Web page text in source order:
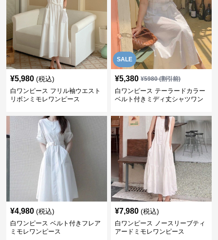
¥5,980 (税込)
白ワンピース フリル袖ウエスト
リボンミモレワンピース
SALE
¥5,380 ¥5980(割引前)
白ワンピース テーラードカラー
ベルト付きミディ丈シャツワン
¥4,980 (税込)
白ワンピース ベルト付きフレア
ミモレワンピース
¥7,980 (税込)
白ワンピース ノースリーブティ
アードミモレワンピース